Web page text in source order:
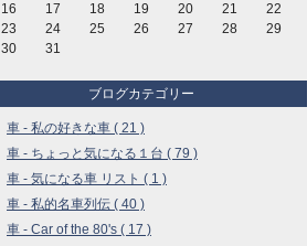
16
17 18 19 20 21
22
23
24 25 26 27 28
29
30
31
ブログカテゴリー
車 - 私の好きな車 ( 21 )
車 - ちょっと気になる１台 ( 79 )
車 - 気になる車 リスト ( 1 )
車 - 私的名車列伝 ( 40 )
車 - Car of the 80's ( 17 )